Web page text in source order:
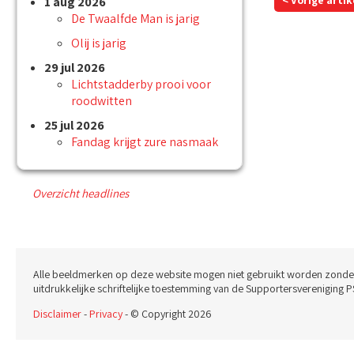
De Twaalfde Man is jarig
Olij is jarig
29 jul 2026
Lichtstadderby prooi voor
roodwitten
25 jul 2026
Fandag krijgt zure nasmaak
Overzicht headlines
Alle beeldmerken op deze website mogen niet gebruikt worden
uitdrukkelijke schriftelijke toestemming van de Supportersvereniging
Disclaimer-Privacy- © Copyright 2026